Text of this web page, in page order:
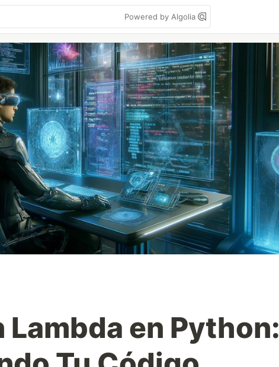
Powered by Algolia
Lambda en Python: